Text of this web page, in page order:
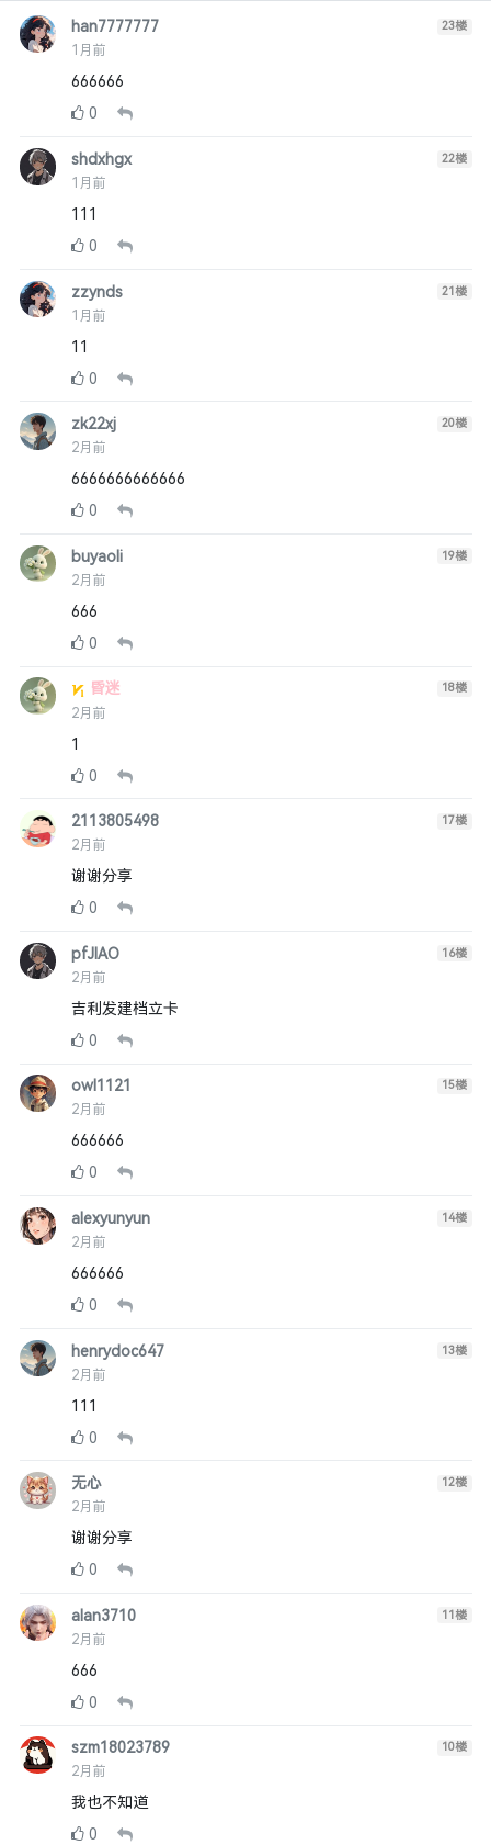
han7777777
1月前
23楼
666666
0
shdxhgx
1月前
22楼
111
0
zzynds
1月前
21楼
11
0
zk22xj
2月前
20楼
6666666666666
0
buyaoli
2月前
19楼
666
0
昏迷
2月前
18楼
1
0
2113805498
2月前
17楼
谢谢分享
0
pfJIAO
2月前
16楼
吉利发建档立卡
0
owl1121
2月前
15楼
666666
0
alexyunyun
2月前
14楼
666666
0
henrydoc647
2月前
13楼
111
0
无心
2月前
12楼
谢谢分享
0
alan3710
2月前
11楼
666
0
szm18023789
2月前
10楼
我也不知道
0